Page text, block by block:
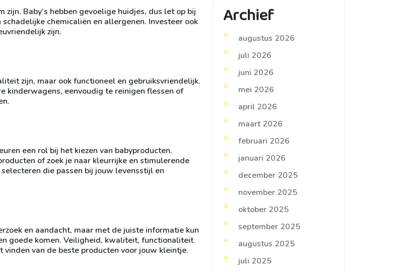
Baby’s hebben gevoelige huidjes, dus let op bij
chemicaliën en allergenen. Investeer ook
zijn.
zijn, maar ook functioneel en gebruiksvriendelijk.
kinderwagens, eenvoudig te reinigen flessen of
een rol bij het kiezen van babyproducten.
of zoek je naar kleurrijke en stimulerende
die passen bij jouw levensstijl en
en aandacht, maar met de juiste informatie kun
goede komen. Veiligheid, kwaliteit, functionaliteit
vinden van de beste producten voor jouw kleintje.
Archief
augustus 2026
juli 2026
juni 2026
mei 2026
april 2026
maart 2026
februari 2026
januari 2026
december 2025
november 2025
oktober 2025
september 2025
augustus 2025
juli 2025